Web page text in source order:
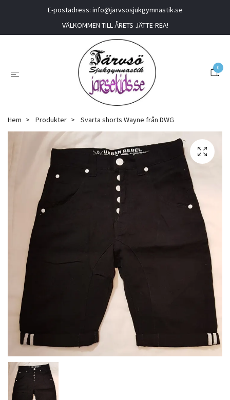
E-postadress: info@jarvsosjukgymnastik.se
VÄLKOMMEN TILL ÅRETS JÄTTE-REA!
0
Hem Produkter Svarta shorts Wayne från DWG